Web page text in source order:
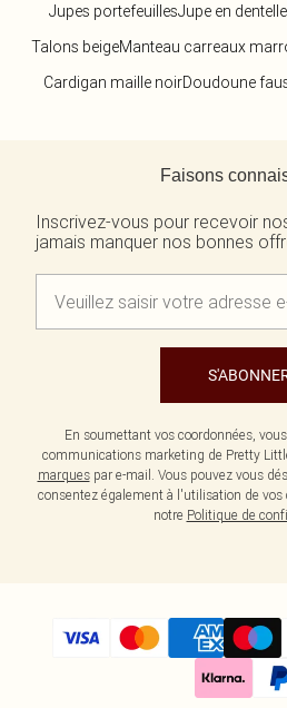
Jupes portefeuillesJupe en dentelle
Talons beigeManteau carreaux
Cardigan maille noirDoudoune
Faisons
Inscrivez-vous pour recevoir
jamais manquer nos bonnes
En soumettant vos coordonnées,
communications marketing de Pretty
marquespar e-mail. Vous pouvez vous
consentez également à l'utilisation de
notre Politique de